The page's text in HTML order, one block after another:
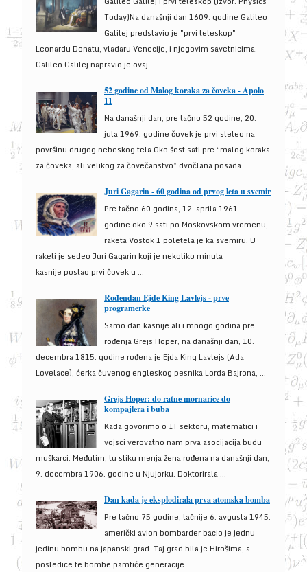
Today)Na današnji dan 1609. godine Galileo
Galilej predstavio je "prvi teleskop"
Leonardu Donatu, vladaru Venecije, i njegovim savetnicima.
Galileo Galilej napravio je ovaj ...
52 godine od Malog koraka za čoveka - Apolo
11
Na današnji dan, pre tačno 52 godine, 20.
jula 1969. godine čovek je prvi sleteo na
površinu drugog nebeskog tela.Oko šest sati pre “malog koraka
za čoveka, ali velikog za čovečanstvo” dvočlana posada ...
Juri Gagarin - 60 godina od prvog leta u svemir
Pre tačno 60 godina, 12. aprila 1961.
godine oko 9 sati po Moskovskom vremenu,
raketa Vostok 1 poletela je ka svemiru. U
raketi je sedeo Juri Gagarin koji je nekoliko minuta
kasnije postao prvi čovek u ...
Rođendan Ejde King Lavlejs - prve
programerke
Samo dan kasnije ali i mnogo godina pre
rođenja Grejs Hoper, na današnji dan, 10.
decembra 1815. godine rođena je Ejda King Lavlejs (Ada
Lovelace), ćerka čuvenog engleskog pesnika Lorda Bajrona, ...
Grejs Hoper: do ratne mornarice do
kompajlera i buba
Kada govorimo o IT sektoru, matematici i
vojsci verovatno nam prva asocijacija budu
muškarci. Međutim, tu sliku menja žena rođena na današnji dan,
9. decembra 1906. godine u Njujorku. Doktorirala ...
Dan kada je eksplodirala prva atomska bomba
Pre tačno 75 godine, tačnije 6. avgusta 1945.
američki avion bombarder bacio je jednu
jedinu bombu na japanski grad. Taj grad bila je Hirošima, a
posledice te bombe pamtiće generacije ...